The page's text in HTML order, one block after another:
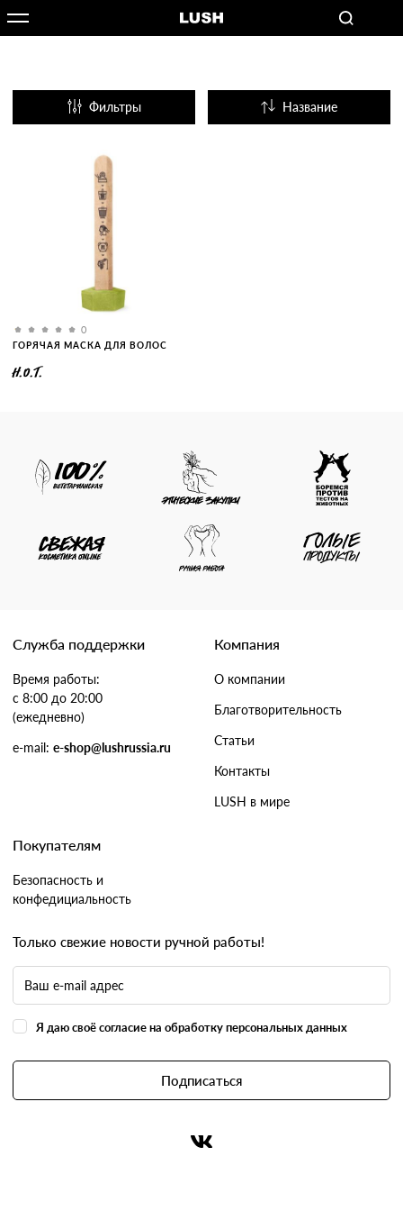
Фильтры Название
0
ГОРЯЧАЯ МАСКА ДЛЯ ВОЛОС
H.O.T.
Служба поддержки
Время работы:
с 8:00 до 20:00
(ежедневно)
e-mail: e-shop@lushrussia.ru
Компания
О компании
Благотворительность
Статьи
Контакты
LUSH в мире
Покупателям
Безопасность и
конфедициальность
Только свежие новости ручной работы!
Я даю своё согласие на обработку персональных данных
Подписаться